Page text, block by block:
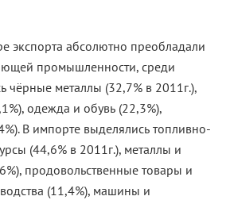
экспорта абсолютно преобладали
промышленности, среди
чёрные металлы (32,7% в 2011г.),
одежда и обувь (22,3%),
В импорте выделялись топливно-
(44,6% в 2011г.), металлы и
продовольственные товары и
(11,4%), машины и